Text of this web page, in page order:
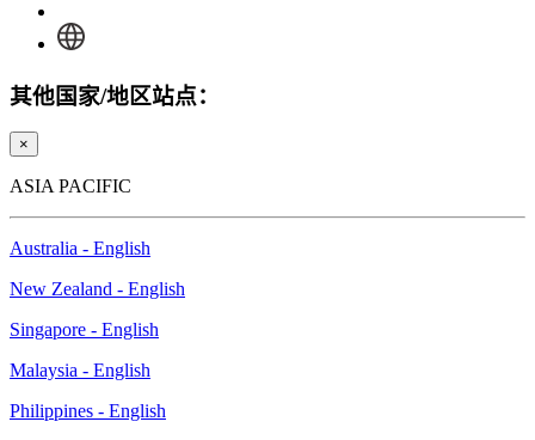
其他国家/地区站点：
×
ASIA PACIFIC
Australia - English
New Zealand - English
Singapore - English
Malaysia - English
Philippines - English